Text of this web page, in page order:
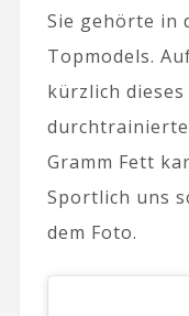
Sie gehörte in
Topmodels.
kürzlich
Gramm Fett
Sportlich uns
dem Foto.